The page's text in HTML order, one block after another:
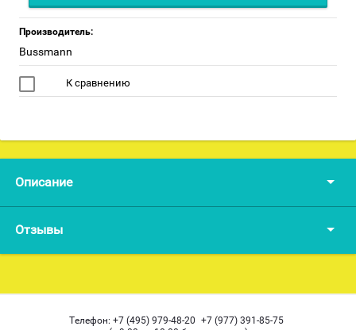
Производитель:
Bussmann
К сравнению
Описание
Отзывы
Телефон: +7 (495) 979-48-20 +7 (977) 391-85-75